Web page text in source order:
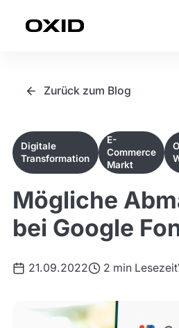
Zurück zum Blog
Digitale
Transformation
E-
Commerce
Markt
Mögliche
bei Google
21.09.2022 2 min Lesezeit